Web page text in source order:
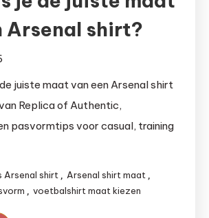
Arsenal shirt?
juiste maat van een Arsenal shirt
Replica of Authentic,
pasvormtips voor casual, training
Arsenal shirt Arsenal shirt maat
voetbalshirt maat kiezen